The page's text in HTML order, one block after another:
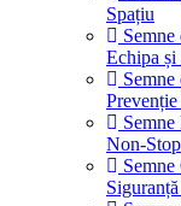
Spațiu
Echipa și
Non-Stop